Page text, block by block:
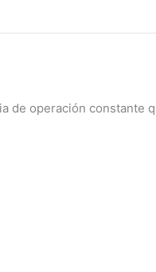
de operación constante